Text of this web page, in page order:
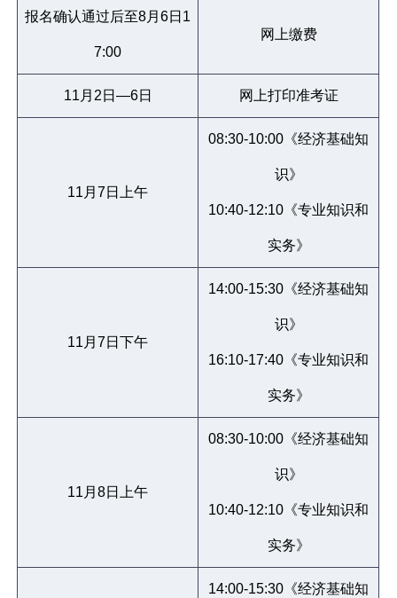
报名确认通过后至8月6日1
7:00
网上缴费
11月2日—6日 网上打印准考证
11月7日上午
08:30-10:00《经济基础知
识》
10:40-12:10《专业知识和
实务》
11月7日下午
14:00-15:30《经济基础知
识》
16:10-17:40《专业知识和
实务》
11月8日上午
08:30-10:00《经济基础知
识》
10:40-12:10《专业知识和
实务》
14:00-15:30《经济基础知